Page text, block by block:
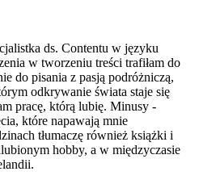
ds. Contentu w języku
w tworzeniu treści trafiłam do
do pisania z pasją podróżniczą,
odkrywanie świata staje się
pracę, którą lubię. Minusy -
które napawają mnie
tłumaczę również książki i
hobby, a w międzyczasie